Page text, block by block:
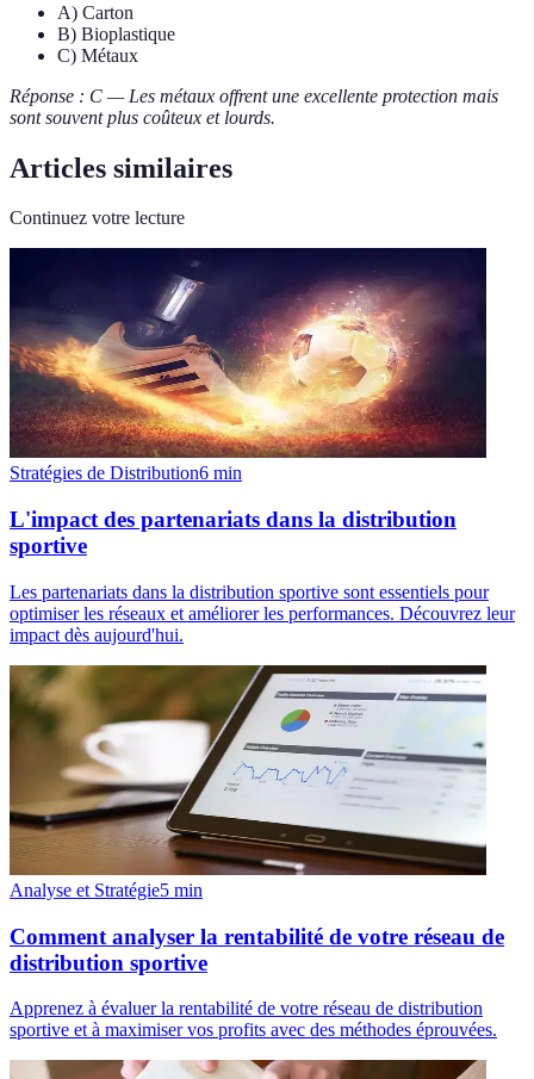
A) Carton
B) Bioplastique
C) Métaux
Réponse : C — Les métaux offrent une excellente protection mais
sont souvent plus coûteux et lourds.
Articles similaires
Continuez votre lecture
Stratégies de Distribution6 min
L'impact des partenariats dans la distribution
sportive
Les partenariats dans la distribution sportive sont essentiels pour
optimiser les réseaux et améliorer les performances. Découvrez leur
impact dès aujourd'hui.
Analyse et Stratégie5 min
Comment analyser la rentabilité de votre réseau de
distribution sportive
Apprenez à évaluer la rentabilité de votre réseau de distribution
sportive et à maximiser vos profits avec des méthodes éprouvées.